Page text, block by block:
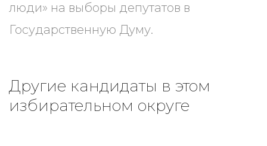
люди» на выборы депутатов в
Государственную Думу.
Другие кандидаты в этом
избирательном округе